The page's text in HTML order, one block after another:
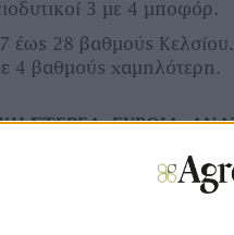
3 με 4 μποφόρ.
έως 28 βαθμούς Κελσίου.
4 βαθμούς χαμηλότερη.
ΣΤΕΡΕΑ, ΕΥΒΟΙΑ,